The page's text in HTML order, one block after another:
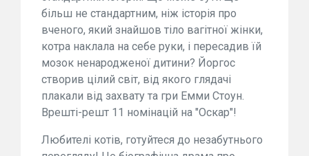
більш не стандартним, ніж історія про
вченого, який знайшов тіло вагітної жінки,
котра наклала на себе руки, і пересадив їй
мозок ненародженої дитини? Йоргос
створив цілий світ, від якого глядачі
плакали від захвату та гри Емми Стоун.
Врешті-решт 11 номінацій на "Оскар"!
Любителі котів, готуйтеся до незабутнього